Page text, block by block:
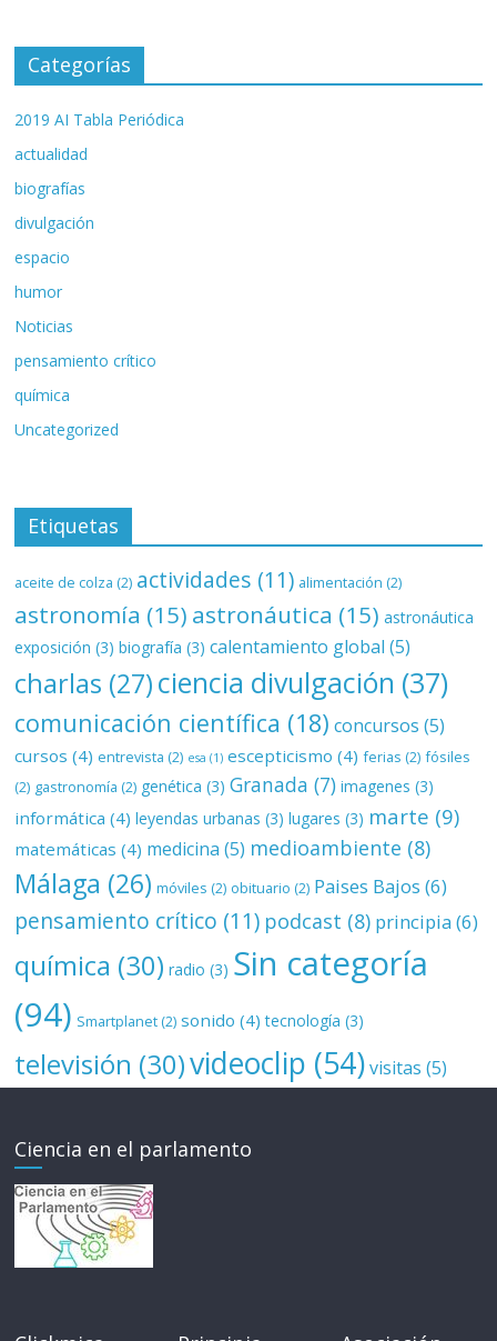
Categorías
2019 AI Tabla Periódica
actualidad
biografías
divulgación
espacio
humor
Noticias
pensamiento crítico
química
Uncategorized
Etiquetas
aceite de colza (2) actividades (11) alimentación (2)
astronomía (15) astronáutica (15) astronáutica
exposición (3) biografía (3) calentamiento global (5)
charlas (27)ciencia divulgación (37)
comunicación científica (18) concursos (5)
cursos (4) entrevista (2) esa (1) escepticismo (4) ferias (2) fósiles
(2) gastronomía (2) genética (3) Granada (7) imagenes (3)
informática (4) leyendas urbanas (3) lugares (3) marte (9)
matemáticas (4) medicina (5) medioambiente (8)
Málaga (26) móviles (2) obituario (2) Paises Bajos (6)
pensamiento crítico (11) podcast (8) principia(6)
química (30) radio (3) Sin categoría
(94) Smartplanet (2) sonido (4) tecnología (3)
televisión (30)videoclip (54) visitas (5)
Ciencia en el parlamento